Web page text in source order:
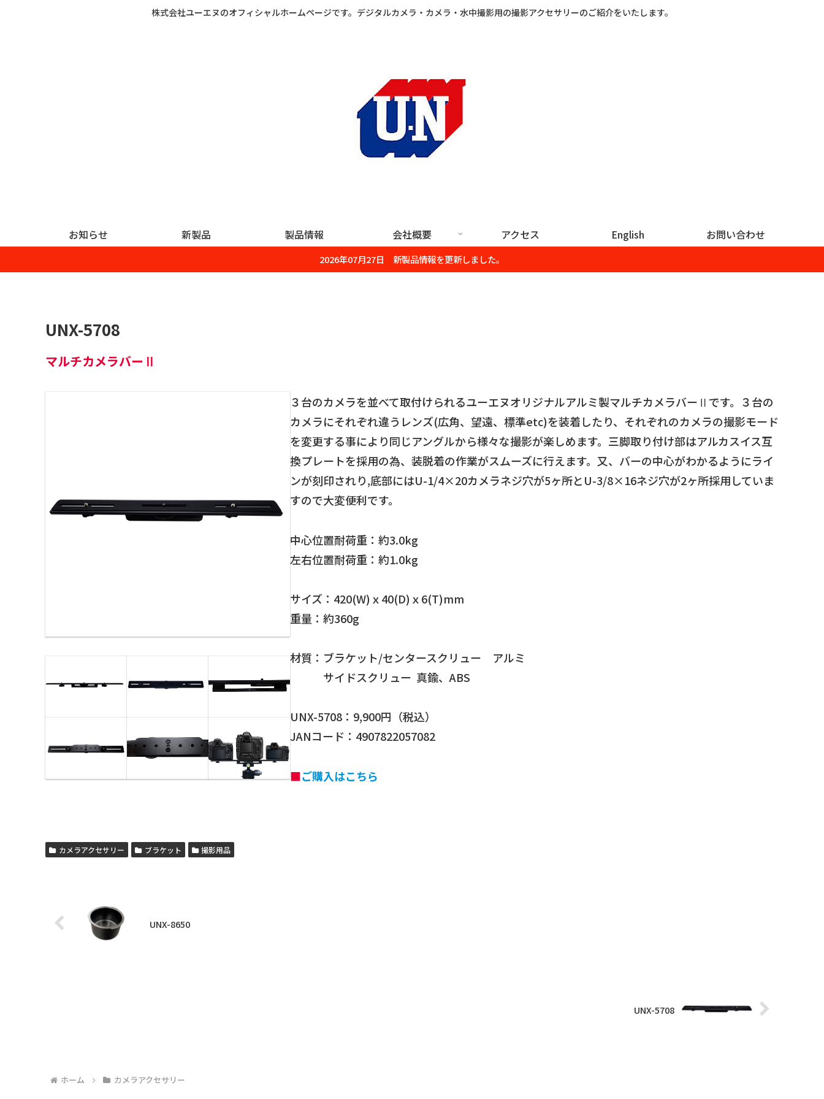
株式会社ユーエヌのオフィシャルホームページです。デジタルカメラ・カメラ・水中撮影用の撮影アクセサリーのご紹介をいたします。
お知らせ 新製品 製品情報 会社概要 アクセス English お問い合わせ
2026年07月27日 新製品情報を更新しました。
UNX-5708
マルチカメラバーⅡ
３台のカメラを並べて取付けられるユーエヌオリジナルアルミ製マルチカメラバーⅡです。３台の
カメラにそれぞれ違うレンズ(広角、望遠、標準etc)を装着したり、それぞれのカメラの撮影モード
を変更する事により同じアングルから様々な撮影が楽しめます。三脚取り付け部はアルカスイス互
換プレートを採用の為、装脱着の作業がスムーズに行えます。又、バーの中心がわかるようにライ
ンが刻印されり,底部にはU-1/4×20カメラネジ穴が5ヶ所とU-3/8×16ネジ穴が2ヶ所採用していま
すので大変便利です。
中心位置耐荷重：約3.0kg
左右位置耐荷重：約1.0kg
サイズ：420(W)ｘ40(D)ｘ6(T)mm
重量：約360g
材質：ブラケット/センタースクリュー アルミ
サイドスクリュー 真鍮、ABS
UNX-5708：9,900円（税込）
JANコード：4907822057082
■ご購入はこちら
カメラアクセサリー ブラケット 撮影用品
UNX-8650
UNX-5708
ホーム カメラアクセサリー